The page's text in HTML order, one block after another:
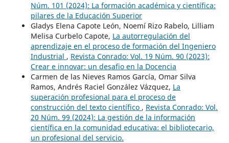
Núm. 101 (2024): La formación académica y científica:
pilares de la Educación Superior
Gladys Elena Capote León, Noemí Rizo Rabelo, Lilliam
Melisa Curbelo Capote, La autorregulación del
aprendizaje en el proceso de formación del Ingeniero
Industrial , Revista Conrado: Vol. 19 Núm. 90 (2023):
Crear e innovar: un desafio en la Docencia
Carmen de las Nieves Ramos García, Omar Silva
Ramos, Andrés Raciel González Vázquez, La
superación profesional para el proceso de
construcción del texto científico , Revista Conrado: Vol.
20 Núm. 99 (2024): La gestión de la información
científica en la comunidad educativa: el bibliotecario,
un profesional del servicio.